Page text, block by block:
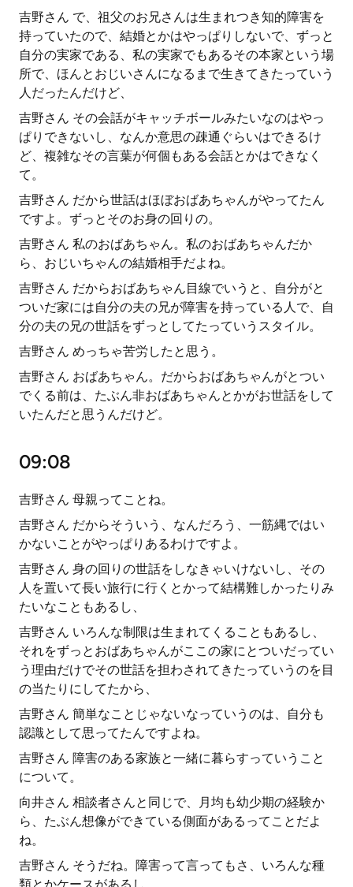
吉野さん で、祖父のお兄さんは生まれつき知的障害を
持っていたので、結婚とかはやっぱりしないで、ずっと
自分の実家である、私の実家でもあるその本家という場
所で、ほんとおじいさんになるまで生きてきたっていう
人だったんだけど、
吉野さん その会話がキャッチボールみたいなのはやっ
ぱりできないし、なんか意思の疎通ぐらいはできるけ
ど、複雑なその言葉が何個もある会話とかはできなく
て。
吉野さん だから世話はほぼおばあちゃんがやってたん
ですよ。ずっとそのお身の回りの。
吉野さん 私のおばあちゃん。私のおばあちゃんだか
ら、おじいちゃんの結婚相手だよね。
吉野さん だからおばあちゃん目線でいうと、自分がと
ついだ家には自分の夫の兄が障害を持っている人で、自
分の夫の兄の世話をずっとしてたっていうスタイル。
吉野さん めっちゃ苦労したと思う。
吉野さん おばあちゃん。だからおばあちゃんがとつい
でくる前は、たぶん非おばあちゃんとかがお世話をして
いたんだと思うんだけど。
09:08
吉野さん 母親ってことね。
吉野さん だからそういう、なんだろう、一筋縄ではい
かないことがやっぱりあるわけですよ。
吉野さん 身の回りの世話をしなきゃいけないし、その
人を置いて長い旅行に行くとかって結構難しかったりみ
たいなこともあるし、
吉野さん いろんな制限は生まれてくることもあるし、
それをずっとおばあちゃんがここの家にとついだってい
う理由だけでその世話を担わされてきたっていうのを目
の当たりにしてたから、
吉野さん 簡単なことじゃないなっていうのは、自分も
認識として思ってたんですよね。
吉野さん 障害のある家族と一緒に暮らすっていうこと
について。
向井さん 相談者さんと同じで、月均も幼少期の経験か
ら、たぶん想像ができている側面があるってことだよ
ね。
吉野さん そうだね。障害って言ってもさ、いろんな種